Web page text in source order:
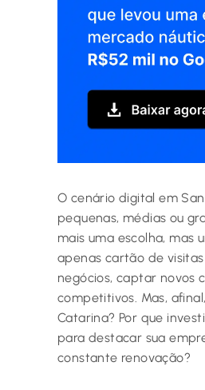
O cenário digital em
pequenas, médias ou
mais uma escolha, mas
apenas cartão de
negócios, captar novos
competitivos. Mas,
Catarina? Por que
para destacar sua
constante renovação?